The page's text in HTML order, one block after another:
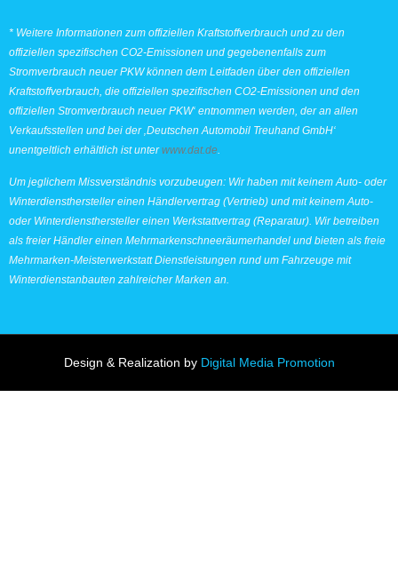
* Weitere Informationen zum offiziellen Kraftstoffverbrauch und zu den
offiziellen spezifischen CO2-Emissionen und gegebenenfalls zum
Stromverbrauch neuer PKW können dem Leitfaden über den offiziellen
Kraftstoffverbrauch, die offiziellen spezifischen CO2-Emissionen und den
offiziellen Stromverbrauch neuer PKW‘ entnommen werden, der an allen
Verkaufsstellen und bei der ‚Deutschen Automobil Treuhand GmbH‘
unentgeltlich erhältlich ist unterwww.dat.de.
Um jeglichem Missverständnis vorzubeugen: Wir haben mit keinem Auto- oder
Winterdiensthersteller einen Händlervertrag (Vertrieb) und mit keinem Auto-
oder Winterdiensthersteller einen Werkstattvertrag (Reparatur). Wir betreiben
als freier Händler einen Mehrmarkenschneeräumerhandel und bieten als freie
Mehrmarken-Meisterwerkstatt Dienstleistungen rund um Fahrzeuge mit
Winterdienstanbauten zahlreicher Marken an.
Design & Realization by Digital Media Promotion